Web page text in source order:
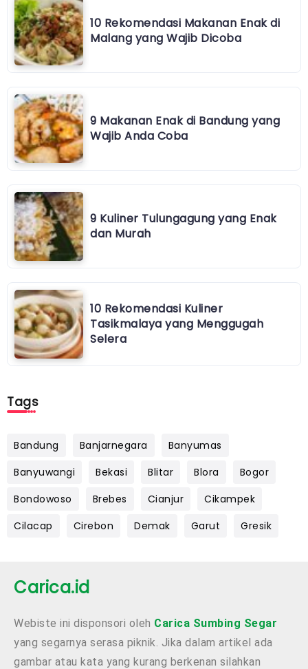
10 Rekomendasi Makanan Enak di
Malang yang Wajib Dicoba
9 Makanan Enak di Bandung yang
Wajib Anda Coba
9 Kuliner Tulungagung yang Enak
dan Murah
10 Rekomendasi Kuliner
Tasikmalaya yang Menggugah
Selera
Tags
Bandung Banjarnegara
Banyumas
Banyuwangi
Bekasi Blitar Blora
Bogor
Bondowoso
Brebes Cianjur
Cikampek
Cilacap
Cirebon Demak Garut Gresik
Carica.id
Webiste ini disponsori oleh Carica Sumbing Segar
yang segarnya serasa piknik. Jika dalam artikel ada
gambar atau kata yang kurang berkenan silahkan